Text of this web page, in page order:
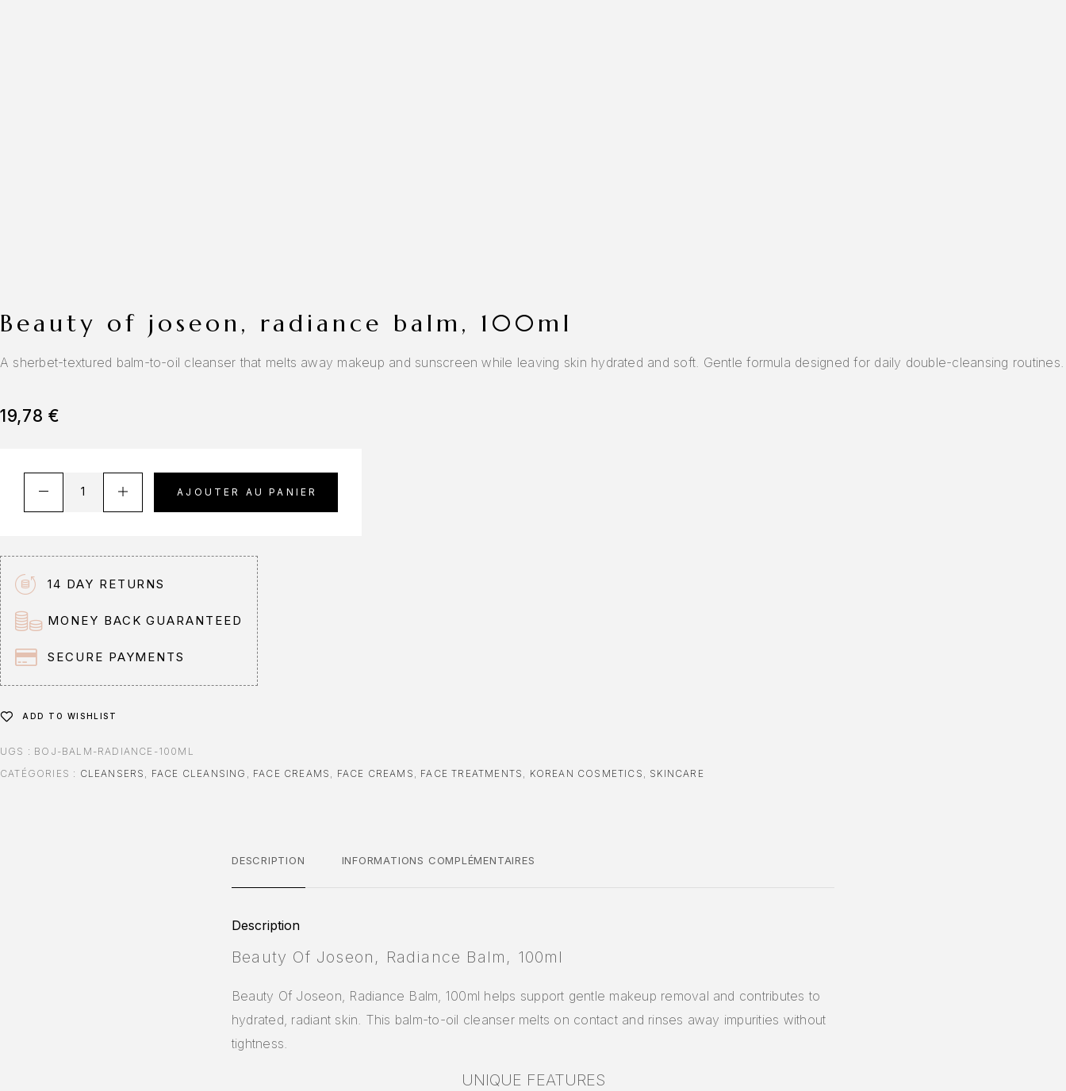
beauty of joseon, radiance balm, 100ml
A sherbet-textured balm-to-oil cleanser that melts away makeup and sunscreen while leaving skin hydrated and soft. Gentle formula designed for daily double-cleansing routines.
19,78 €
AJOUTER AU PANIER
r
n
a
t
i
v
:
14 DAY RETURNS
MONEY BACK GUARANTEED
SECURE PAYMENTS
ADD TO WISHLIST
UGS : BOJ-BALM-RADIANCE-100ML
CATÉGORIES : CLEANSERS FACE CLEANSING FACE CREAMS FACE CREAMS FACE TREATMENTS KOREAN COSMETICS SKINCARE
DESCRIPTION INFORMATIONS COMPLÉMENTAIRES
Description
Beauty Of Joseon, Radiance Balm, 100ml
Beauty Of Joseon, Radiance Balm, 100ml helps support gentle makeup removal and contributes to
hydrated, radiant skin. This balm-to-oil cleanser melts on contact and rinses away impurities without
tightness.
UNIQUE FEATURES